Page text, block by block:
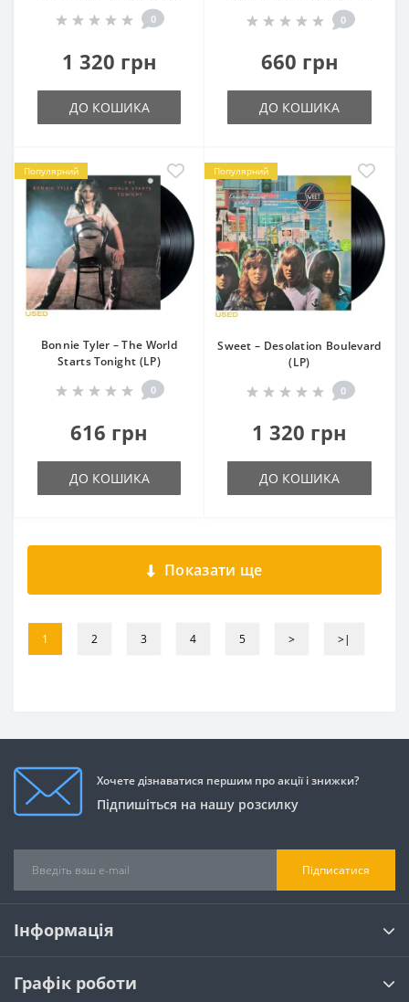
0
1 320 грн
ДО КОШИКА
0
660 грн
ДО КОШИКА
Популярний
Bonnie Tyler – The World
Starts Tonight (LP)
0
616 грн
ДО КОШИКА
Популярний
Sweet – Desolation Boulevard
(LP)
0
1 320 грн
ДО КОШИКА
Показати ще
1 2 3 4 5 > >|
Хочете дізнаватися першим про акції і знижки?
Підпишіться на нашу розсилку
Підписатися
Інформація
Графік роботи